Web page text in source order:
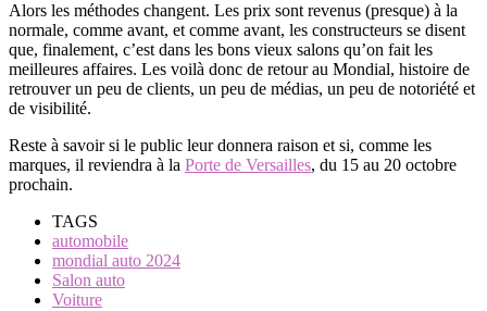
Alors les méthodes changent. Les prix sont revenus (presque) à la
normale, comme avant, et comme avant, les constructeurs se disent
que, finalement, c’est dans les bons vieux salons qu’on fait les
meilleures affaires. Les voilà donc de retour au Mondial, histoire de
retrouver un peu de clients, un peu de médias, un peu de notoriété et
de visibilité.
Reste à savoir si le public leur donnera raison et si, comme les
marques, il reviendra à la Porte de Versailles, du 15 au 20 octobre
prochain.
TAGS
automobile
mondial auto 2024
Salon auto
Voiture